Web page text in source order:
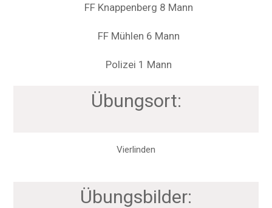
FF Knappenberg 8 Mann
FF Mühlen 6 Mann
Polizei 1 Mann
Übungsort:
Vierlinden
Übungsbilder: